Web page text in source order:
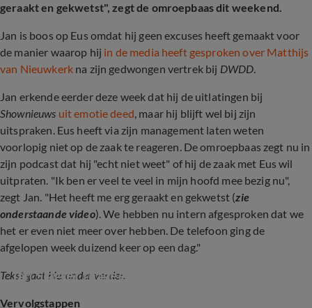
geraakt en gekwetst", zegt de omroepbaas dit weekend.
Jan is boos op Eus omdat hij geen excuses heeft gemaakt voor
de manier waarop hij in de media heeft gesproken over Matthijs
van Nieuwkerkna zijn gedwongen vertrek bij DWDD.
Jan erkende eerder deze week dat hij de uitlatingen bij
Shownieuws uit emotie deed, maar hij blijft wel bij zijn
uitspraken. Eus heeft via zijn management laten weten
voorlopig niet op de zaak te reageren. De omroepbaas zegt nu in
zijn podcast dat hij "echt niet weet" of hij de zaak met Eus wil
uitpraten. "Ik ben er veel te veel in mijn hoofd mee bezig nu",
zegt Jan. "Het heeft me erg geraakt en gekwetst (zie
onderstaande video). We hebben nu intern afgesproken dat we
het er even niet meer over hebben. De telefoon ging de
afgelopen week duizend keer op een dag."
Tekst gaat hieronder verder.
Jan Slagter reageert op de ontstane ophef
Vervolgstappen